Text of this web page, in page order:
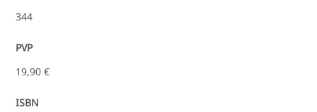
344
PVP
19,90 €
ISBN